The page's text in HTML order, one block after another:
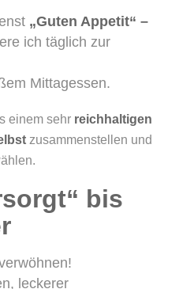
„Guten Appetit“ –
ich täglich zur
Mittagessen.
einem sehr reichhaltigen
zusammenstellen und
bis
leckerer